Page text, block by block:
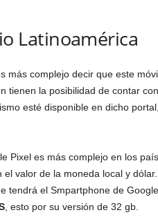
Latinoamérica
más complejo decir que este
tienen la posibilidad de contar
esté disponible en dicho
Pixel es más complejo en los
valor de la moneda local y
tendrá el Smpartphone de
, esto por su versión de 32 gb.